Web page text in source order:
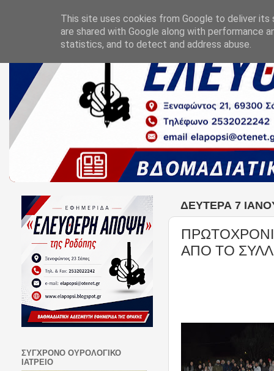
ΔΕΥΤΈΡΑ 7
ΑΠΟ ΤΟ
ΣΥΓΧΡΟΝΟ ΟΥΡΟΛΟΓΙΚΟ
ΙΑΤΡΕΙΟ
This site uses cookies from Google to deliver its
are shared with Google along with performance
statistics, and to detect and address abuse.